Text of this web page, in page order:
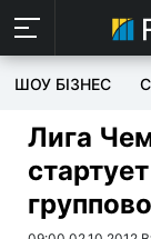
ШОУ БІЗНЕС
Лига